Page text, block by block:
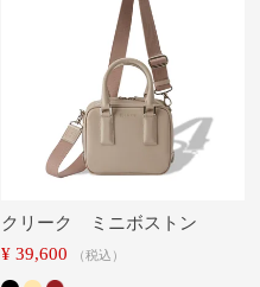
クリーク ミニボストン
¥ 39,600 税込